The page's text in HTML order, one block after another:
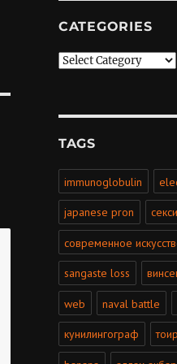
CATEGORIES
Categories
TAGS
immunoglobulin
japanese pron
современное
sangaste loss
web naval battle
кунилингограф тоир